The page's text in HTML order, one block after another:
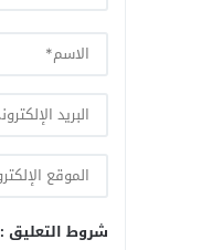
شروط التعليق :